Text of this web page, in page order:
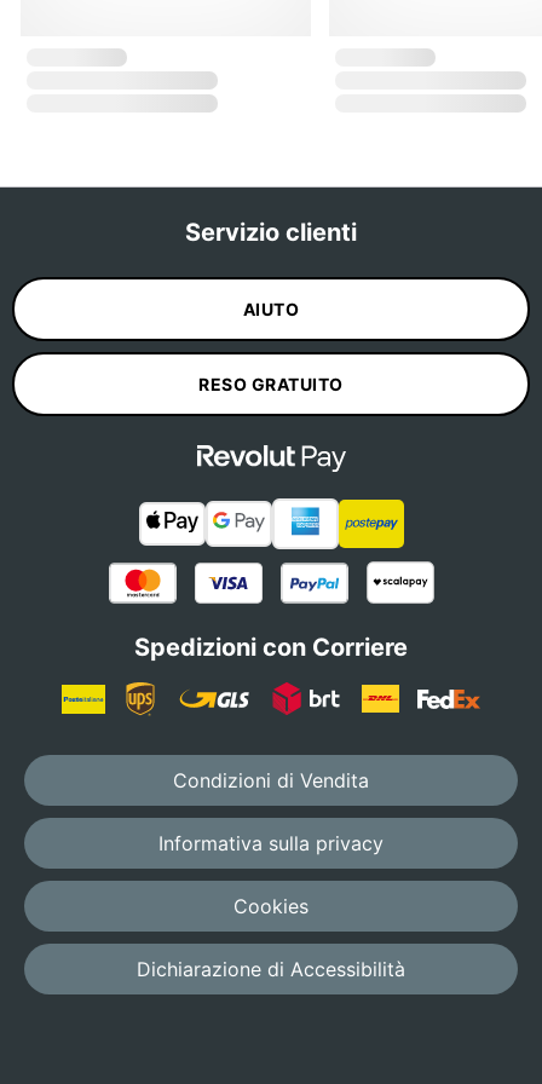
Servizio clienti
AIUTO
RESO GRATUITO
Spedizioni con Corriere
Condizioni di Vendita
Informativa sulla privacy
Cookies
Dichiarazione di Accessibilità